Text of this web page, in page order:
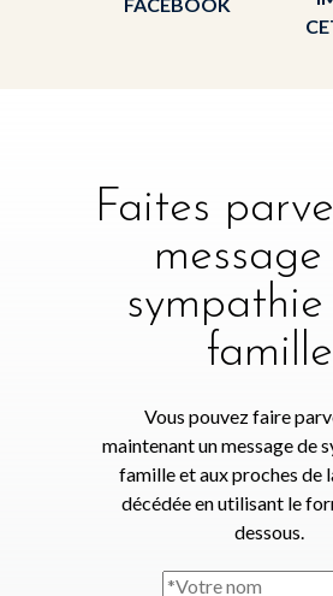
Faites
famille
Vous pouvez faire
maintenant un message de
famille et aux proches de
décédée en utilisant le
dessous.